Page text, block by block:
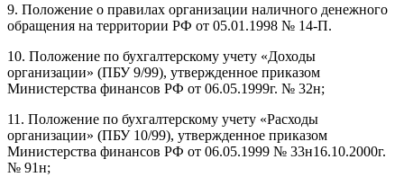
9. Положение о правилах организации наличного денежного
обращения на территории РФ от 05.01.1998 № 14-П.
10. Положение по бухгалтерскому учету «Доходы
организации» (ПБУ 9/99), утвержденное приказом
Министерства финансов РФ от 06.05.1999г. № 32н;
11. Положение по бухгалтерскому учету «Расходы
организации» (ПБУ 10/99), утвержденное приказом
Министерства финансов РФ от 06.05.1999 № 33н16.10.2000г.
№ 91н;